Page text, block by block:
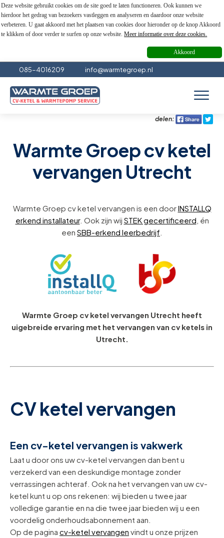
Deze website gebruikt cookies om de site goed te laten functioneren. Ook kunnen we
hierdoor het gedrag van bezoekers vastleggen en analyseren en daardoor onze website
verbeteren. U gaat akkoord met het plaatsen van cookies door hieronder op de knop Akkoord
te klikken of door verder te surfen op onze website.Meer informatie over deze cookies.
Akkoord
085-4016209 info@warmtegroep.nl
delen:
Warmte Groep cv ketel
vervangen Utrecht
Warmte Groep cv ketel vervangen is een doorINSTALLQ
erkend installateur. Ook zijn wij STEK gecertificeerd , én
een SBB-erkend leerbedrijf
Warmte Groep cv ketel vervangen Utrecht heeft
uigebreide ervaring met het vervangen van cv ketels in
Utrecht.
CV ketel vervangen
Een cv-ketel vervangen is vakwerk
Laat u door ons uw cv-ketel vervangen dan bent u
verzekerd van een deskundige montage zonder
verrassingen achteraf. Ook na het vervangen van uw cv-
ketel kunt u op ons rekenen: wij bieden u twee jaar
volledige garantie en na die twee jaar bieden wij u een
voordelig onderhoudsabonnement aan.
Op de pagina cv-ketel vervangen vindt u onze prijzen